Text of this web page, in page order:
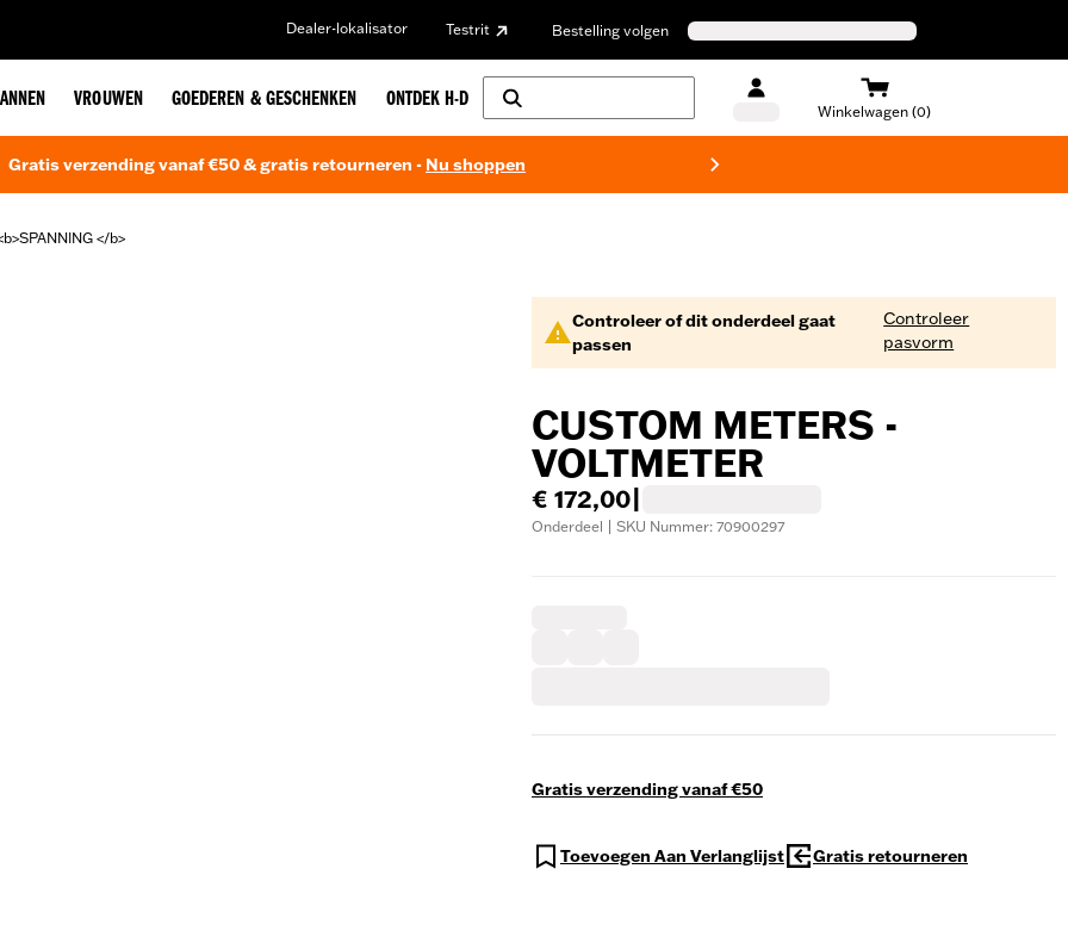
Dealer-lokalisator Testrit Bestelling volgen
VROUWEN GOEDEREN & GESCHENKEN ONTDEK H-D
Winkelwagen (0)
Gratis verzending vanaf €50 & gratis retourneren - Nu shoppen
</b>
Controleer of dit onderdeel gaat
passen
Controleer
pasvorm
CUSTOM METERS -
VOLTMETER
€ 172,00
Onderdeel | SKU Nummer: 70900297
Gratis verzending vanaf €50
Toevoegen Aan Verlanglijst Gratis retourneren